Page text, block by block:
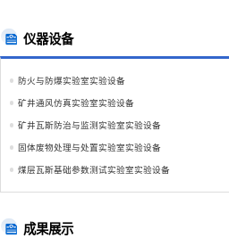
仪器设备
防火与防爆实验室实验设备
矿井通风仿真实验室实验设备
矿井瓦斯防治与监测实验室实验设备
固体废物处理与处置实验室实验设备
煤层瓦斯基础参数测试实验室实验设备
成果展示